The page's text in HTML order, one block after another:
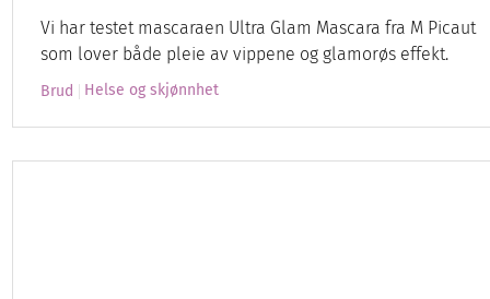
Vi har testet mascaraen Ultra Glam Mascara fra M Picaut
som lover både pleie av vippene og glamorøs effekt.
Brud Helse og skjønnhet